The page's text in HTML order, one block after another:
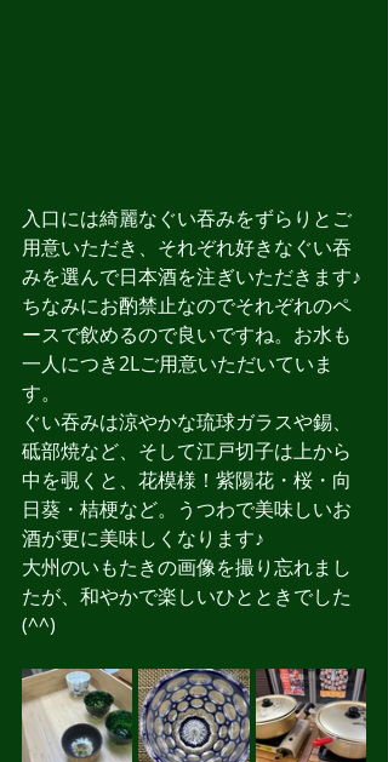
入口には綺麗なぐい吞みをずらりとご
用意いただき、それぞれ好きなぐい吞
みを選んで日本酒を注ぎいただきます♪
ちなみにお酌禁止なのでそれぞれのペ
ースで飲めるので良いですね。お水も
一人につき2Lご用意いただいていま
す。
ぐい吞みは涼やかな琉球ガラスや錫、
砥部焼など、そして江戸切子は上から
中を覗くと、花模様！紫陽花・桜・向
日葵・桔梗など。うつわで美味しいお
酒が更に美味しくなります♪
大州のいもたきの画像を撮り忘れまし
たが、和やかで楽しいひとときでした
(^^)